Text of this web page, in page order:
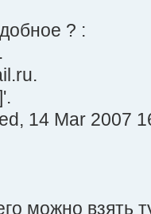
? :
14 Mar 2007
можно взять